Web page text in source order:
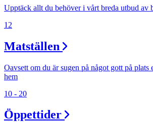
Presentkort
Upptäck allt du behöver i vårt breda utbud av
12
Matställen
Oavsett om du är sugen på något gott på
hem
10 - 20
Öppettider